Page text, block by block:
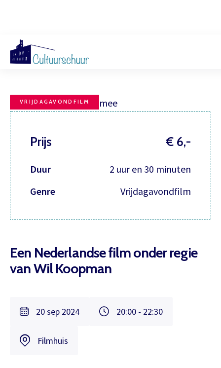
Filmhuis, Neem me mee
Een Nederlandse film onder regie
van Wil Koopman
20 sep 2024 20:00 - 22:30
Filmhuis
VRIJDAGAVONDFILM
Prijs € 6,-
Duur
2 uur en 30 minuten
Genre
Vrijdagavondfilm